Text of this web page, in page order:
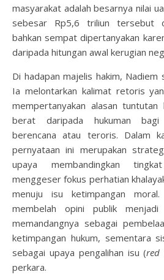
masyarakat adalah besarnya nilai
sebesar Rp5,6 triliun tersebut
bahkan sempat dipertanyakan
daripada hitungan awal kerugian
Di hadapan majelis hakim,
Ia melontarkan kalimat retoris
mempertanyakan alasan tuntutan
berat daripada hukuman bagi
berencana atau teroris. Dalam
pernyataan ini merupakan
upaya membandingkan
menggeser fokus perhatian
menuju isu ketimpangan
membelah opini publik
memandangnya sebagai
ketimpangan hukum, sementara
sebagai upaya pengalihan isu (red
perkara.